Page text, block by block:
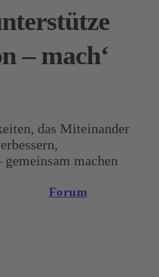
– mach‘
das Miteinander
machen
Forum